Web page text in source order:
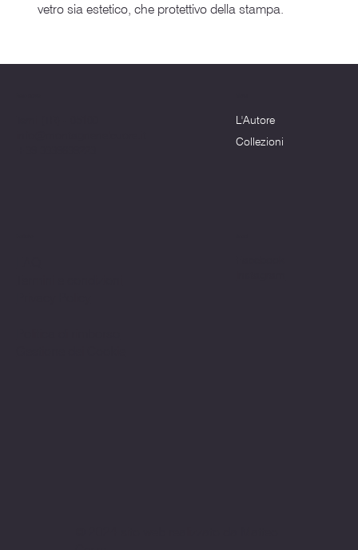
vetro sia estetico, che protettivo della stampa.
L'Autore
Collezioni